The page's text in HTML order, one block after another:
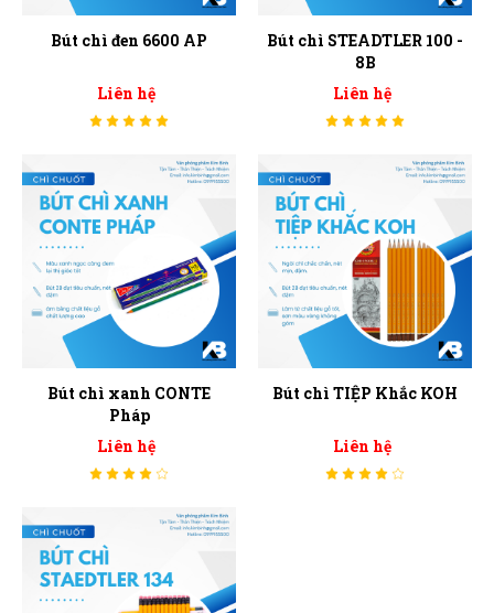
Bút chì đen 6600 AP
Liên hệ
Bút chì STEADTLER 100 -
8B
Liên hệ
Bút chì xanh CONTE
Pháp
Liên hệ
Bút chì TIỆP Khắc KOH
Liên hệ